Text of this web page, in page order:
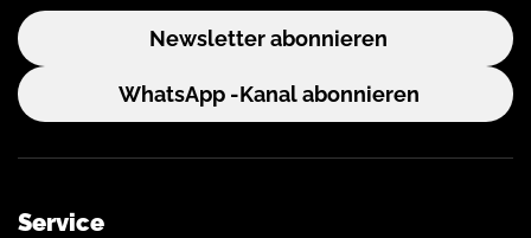
Newsletter abonnieren
WhatsApp -Kanal abonnieren
Service